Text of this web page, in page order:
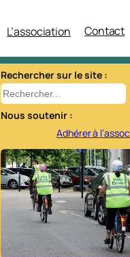
L’association Contact
Rechercher sur le site :
R
e
c
e
r
c
h
r
Nous soutenir :
Adhérer à